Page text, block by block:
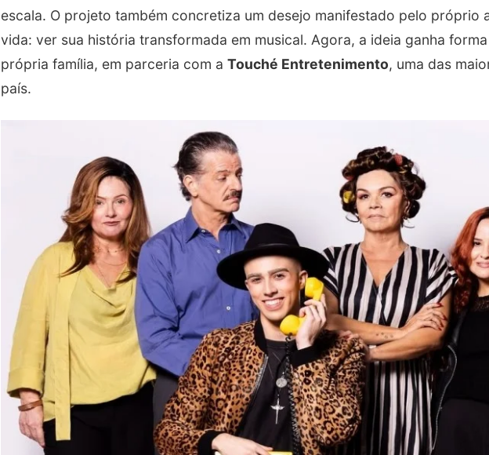
escala. O projeto também concretiza um desejo manifestado pelo próprio
vida: ver sua história transformada em musical. Agora, a ideia ganha
própria família, em parceria com a Touché Entretenimento, uma das
país.